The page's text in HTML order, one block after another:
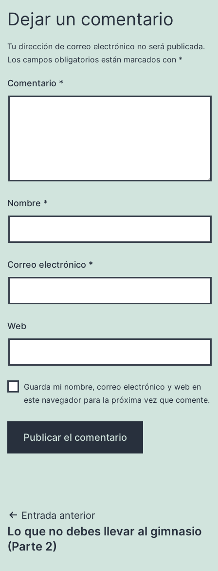
Dejar un comentario
Tu dirección de correo electrónico no será publicada.
Los campos obligatorios están marcados con *
Comentario *
Nombre *
Correo electrónico *
Web
Guarda mi nombre, correo electrónico y web en
este navegador para la próxima vez que comente.
Navegación
de
Entrada anterior
Lo que no debes llevar al gimnasio
(Parte 2)